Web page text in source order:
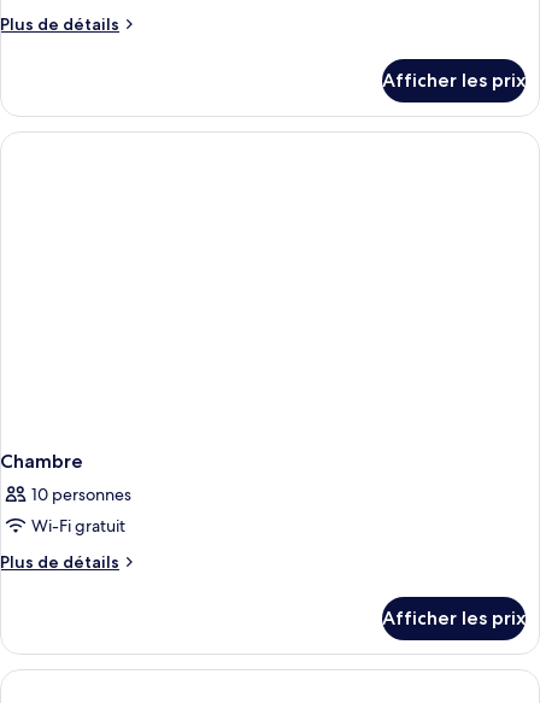
chambre :
très
grand
Plus de détails
Plus
Chambre,
très
Afficher les prix
Chambre
10 personnes
Wi-Fi gratuit
Plus de détails
Plus
Chambre
Afficher les prix